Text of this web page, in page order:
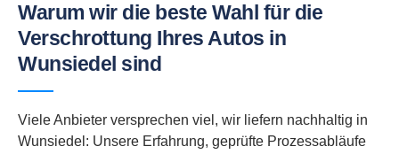
Warum wir die beste Wahl für die
Verschrottung Ihres Autos in
Wunsiedel sind
Viele Anbieter versprechen viel, wir liefern nachhaltig in
Wunsiedel: Unsere Erfahrung, geprüfte Prozessabläufe